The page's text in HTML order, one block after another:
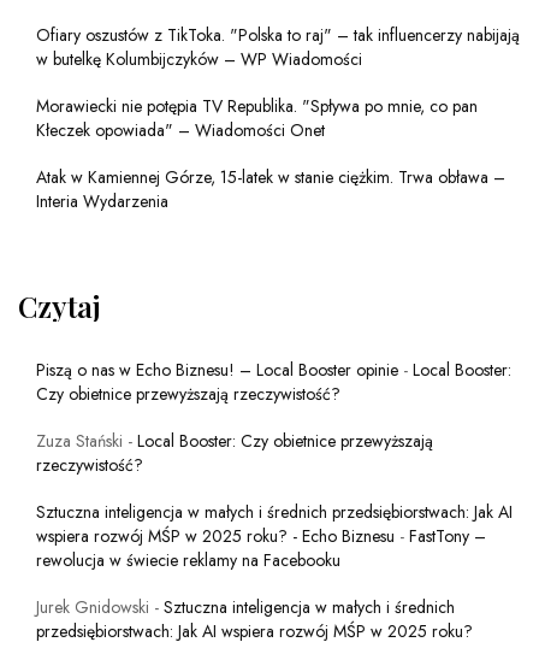
Ofiary oszustów z TikToka. "Polska to raj" – tak influencerzy nabijają
w butelkę Kolumbijczyków – WP Wiadomości
Morawiecki nie potępia TV Republika. "Spływa po mnie, co pan
Kłeczek opowiada" – Wiadomości Onet
Atak w Kamiennej Górze, 15-latek w stanie ciężkim. Trwa obława –
Interia Wydarzenia
Czytaj
Piszą o nas w Echo Biznesu! – Local Booster opinie - Local Booster:
Czy obietnice przewyższają rzeczywistość?
Zuza Stański - Local Booster: Czy obietnice przewyższają
rzeczywistość?
Sztuczna inteligencja w małych i średnich przedsiębiorstwach: Jak AI
wspiera rozwój MŚP w 2025 roku? - Echo Biznesu - FastTony –
rewolucja w świecie reklamy na Facebooku
Jurek Gnidowski - Sztuczna inteligencja w małych i średnich
przedsiębiorstwach: Jak AI wspiera rozwój MŚP w 2025 roku?